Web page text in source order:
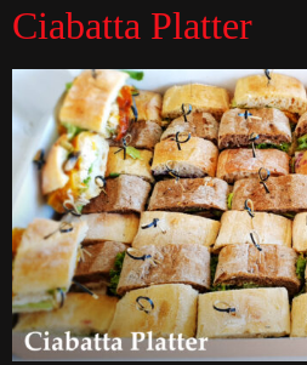
Ciabatta Platter